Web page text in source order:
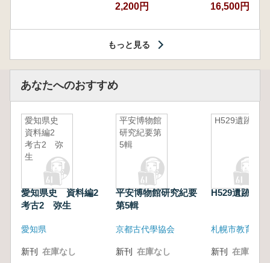
2,200円 16,500円
もっと見る
あなたへのおすすめ
愛知県史
資料編2
考古2 弥
生
愛知県史 資料編2
考古2 弥生
愛知県
新刊 在庫なし
平安博物館
研究紀要第
5輯
平安博物館研究紀要
第5輯
京都古代學協会
新刊 在庫なし
H529遺跡
H529遺跡
札幌市教育委
新刊 在庫なし